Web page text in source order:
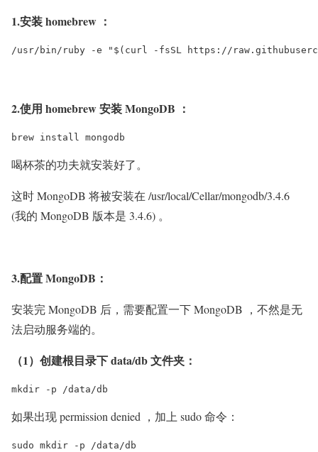
1.安装 homebrew ：
/usr/bin/ruby -e "$(curl -fsSL https://
2.使用 homebrew 安装 MongoDB ：
brew install mongodb
喝杯茶的功夫就安装好了。
这时 MongoDB 将被安装在 /usr/local/Cellar/mongodb/3.4.6
(我的 MongoDB 版本是 3.4.6) 。
3.配置 MongoDB：
安装完 MongoDB 后，需要配置一下 MongoDB ，不然是无
法启动服务端的。
（1）创建根目录下 data/db 文件夹：
mkdir -p /data/db
如果出现 permission denied ，加上 sudo 命令：
sudo mkdir -p /data/db